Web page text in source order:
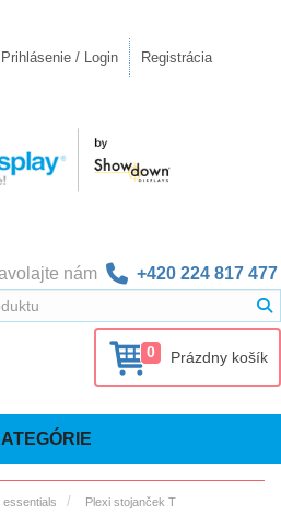
Prihlásenie / Login Registrácia
nám +420 224 817 477
0 Prázdny košík
essentials Plexi stojanček T